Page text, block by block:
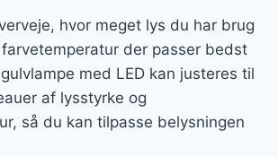
hvor meget lys du har brug
der passer bedst
med LED kan justeres til
af lysstyrke og
så du kan tilpasse belysningen